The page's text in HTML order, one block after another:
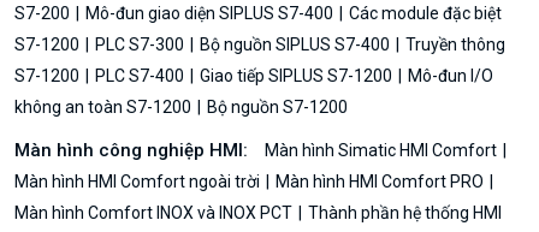
S7-200
Mô-đun giao diện SIPLUS S7-400
Các module đặc biệt
S7-1200
PLC S7-300 Bộ nguồn SIPLUS S7-400
Truyền thông
S7-1200
PLC S7-400 Giao tiếp SIPLUS S7-1200
Mô-đun I/O
không an toàn S7-1200
Bộ nguồn S7-1200
Màn hình công nghiệp HMI:
Màn hình Simatic HMI Comfort
Màn hình HMI Comfort ngoài trời
Màn hình HMI Comfort PRO
Màn hình Comfort INOX và INOX PCT
Thành phần hệ thống HMI